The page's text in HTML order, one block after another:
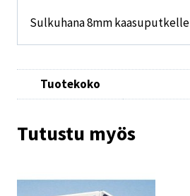
Sulkuhana 8mm kaasuputkelle
Tuotekoko
Tutustu myös